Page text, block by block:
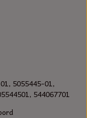
5055445-01,
544067701